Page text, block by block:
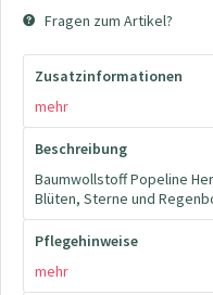
Fragen zum Artikel?
Zusatzinformationen
mehr
Beschreibung
Baumwollstoff Popeline
Blüten, Sterne und
Pflegehinweise
mehr